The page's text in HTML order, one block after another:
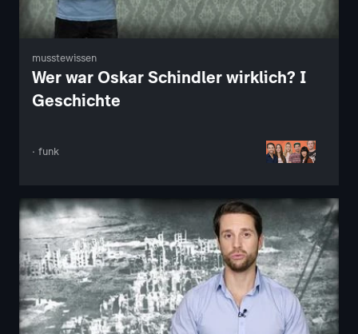
musstewissen
Wer war Oskar Schindler wirklich? I
Geschichte
· funk